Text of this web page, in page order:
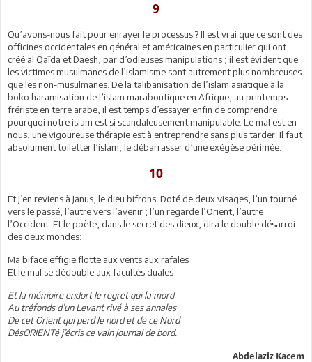
9
Qu’avons-nous fait pour enrayer le processus ? Il est vrai que ce sont des
officines occidentales en général et américaines en particulier qui ont
créé al Qaïda et Daesh, par d’odieuses manipulations ; il est évident que
les victimes musulmanes de l’islamisme sont autrement plus nombreuses
que les non-musulmanes. De la talibanisation de l’islam asiatique à la
boko haramisation de l’islam maraboutique en Afrique, au printemps
frériste en terre arabe, il est temps d’essayer enfin de comprendre
pourquoi notre islam est si scandaleusement manipulable. Le mal est en
nous, une vigoureuse thérapie est à entreprendre sans plus tarder. Il faut
absolument toiletter l’islam, le débarrasser d’une exégèse périmée.
10
Et j’en reviens à Janus, le dieu bifrons. Doté de deux visages, l’un tourné
vers le passé, l’autre vers l’avenir ; l’un regarde l’Orient, l’autre
l’Occident. Et le poète, dans le secret des dieux, dira le double désarroi
des deux mondes:
Ma biface effigie flotte aux vents aux rafales
Et le mal se dédouble aux facultés duales
Et la mémoire endort le regret qui la mord
Au tréfonds d’un Levant rivé à ses annales
De cet Orient qui perd le nord et de ce Nord
DésORIENTé j’écris ce vain journal de bord.
Abdelaziz Kacem